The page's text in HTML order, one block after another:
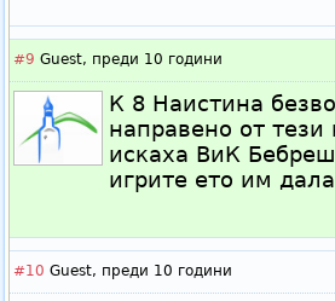
#9 Guest, преди 10 години
К 8 Наистина
направено от
искаха ВиК
игрите ето им
#10 Guest, преди 10 години